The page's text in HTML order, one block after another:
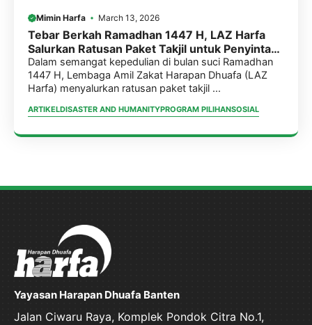
Mimin Harfa March 13, 2026
Tebar Berkah Ramadhan 1447 H, LAZ Harfa
Salurkan Ratusan Paket Takjil untuk Penyintas
Banjir Sumatera & Aceh
Dalam semangat kepedulian di bulan suci Ramadhan
1447 H, Lembaga Amil Zakat Harapan Dhuafa (LAZ
Harfa) menyalurkan ratusan paket takjil ...
ARTIKELDISASTER AND HUMANITYPROGRAM PILIHANSOSIAL
Yayasan Harapan Dhuafa Banten
Jalan Ciwaru Raya, Komplek Pondok Citra No.1,